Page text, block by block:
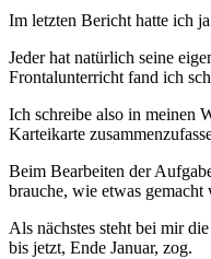
Im letzten Bericht hatte ich
Jeder hat natürlich seine
Frontalunterricht fand ich
Ich schreibe also in meinen
Karteikarte
Beim Bearbeiten der
brauche, wie etwas gemacht
Als nächstes steht bei mir
bis jetzt, Ende Januar, zog.